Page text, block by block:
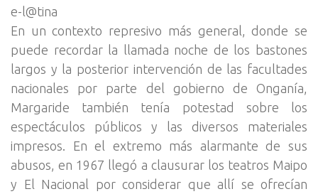
e-l@tina
En un contexto represivo más general, donde se
puede recordar la llamada noche de los bastones
largos y la posterior intervención de las facultades
nacionales por parte del gobierno de Onganía,
Margaride también tenía potestad sobre los
espectáculos públicos y las diversos materiales
impresos. En el extremo más alarmante de sus
abusos, en 1967 llegó a clausurar los teatros Maipo
y El Nacional por considerar que allí se ofrecían